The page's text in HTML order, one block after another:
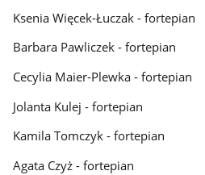
Ksenia Więcek-Łuczak - fortepian
Barbara Pawliczek - fortepian
Cecylia Maier-Plewka - fortepian
Jolanta Kulej - fortepian
Kamila Tomczyk - fortepian
Agata Czyż - fortepian